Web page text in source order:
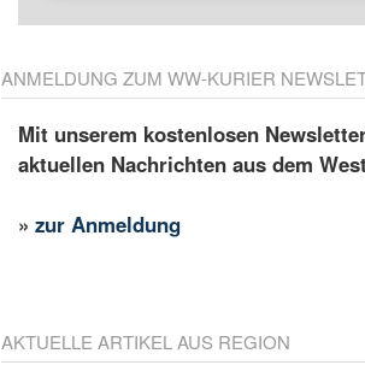
ANMELDUNG ZUM WW-KURIER
Mit unserem kostenlosen
aktuellen Nachrichten aus dem
»zur Anmeldung
AKTUELLE ARTIKEL AUS REGION